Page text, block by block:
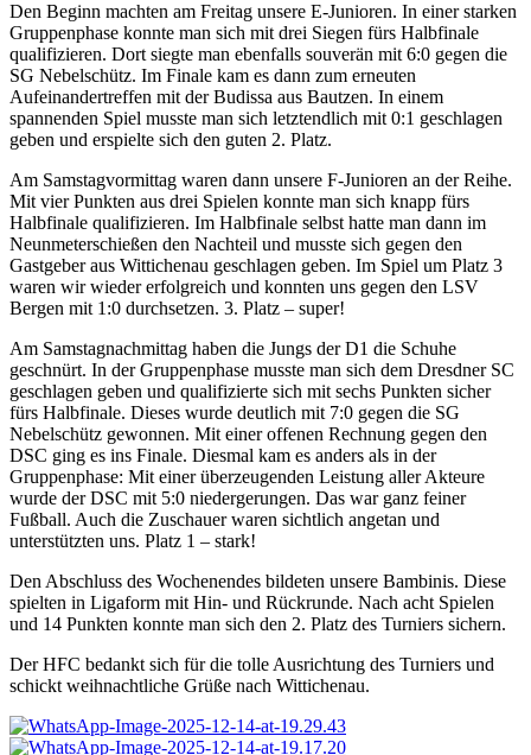
Den Beginn machten am Freitag unsere E-Junioren. In einer starken
Gruppenphase konnte man sich mit drei Siegen fürs Halbfinale
qualifizieren. Dort siegte man ebenfalls souverän mit 6:0 gegen die
SG Nebelschütz. Im Finale kam es dann zum erneuten
Aufeinandertreffen mit der Budissa aus Bautzen. In einem
spannenden Spiel musste man sich letztendlich mit 0:1 geschlagen
geben und erspielte sich den guten 2. Platz.
Am Samstagvormittag waren dann unsere F-Junioren an der Reihe.
Mit vier Punkten aus drei Spielen konnte man sich knapp fürs
Halbfinale qualifizieren. Im Halbfinale selbst hatte man dann im
Neunmeterschießen den Nachteil und musste sich gegen den
Gastgeber aus Wittichenau geschlagen geben. Im Spiel um Platz 3
waren wir wieder erfolgreich und konnten uns gegen den LSV
Bergen mit 1:0 durchsetzen. 3. Platz – super!
Am Samstagnachmittag haben die Jungs der D1 die Schuhe
geschnürt. In der Gruppenphase musste man sich dem Dresdner SC
geschlagen geben und qualifizierte sich mit sechs Punkten sicher
fürs Halbfinale. Dieses wurde deutlich mit 7:0 gegen die SG
Nebelschütz gewonnen. Mit einer offenen Rechnung gegen den
DSC ging es ins Finale. Diesmal kam es anders als in der
Gruppenphase: Mit einer überzeugenden Leistung aller Akteure
wurde der DSC mit 5:0 niedergerungen. Das war ganz feiner
Fußball. Auch die Zuschauer waren sichtlich angetan und
unterstützten uns. Platz 1 – stark!
Den Abschluss des Wochenendes bildeten unsere Bambinis. Diese
spielten in Ligaform mit Hin- und Rückrunde. Nach acht Spielen
und 14 Punkten konnte man sich den 2. Platz des Turniers sichern.
Der HFC bedankt sich für die tolle Ausrichtung des Turniers und
schickt weihnachtliche Grüße nach Wittichenau.